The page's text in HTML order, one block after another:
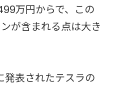
万円からで、この
が含まれる点は大き
発表されたテスラの